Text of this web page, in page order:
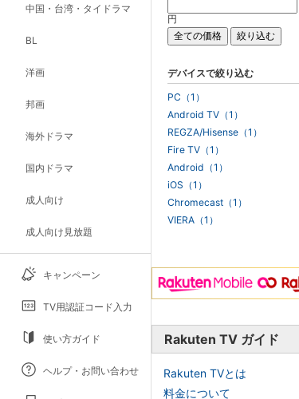
中国・台湾・タイドラマ
BL
洋画
邦画
海外ドラマ
国内ドラマ
成人向け
成人向け見放題
キャンペーン
TV用認証コード入力
使い方ガイド
ヘルプ・お問い合わせ
円
デバイスで絞り込む
PC（1）
Android TV（1）
REGZA/Hisense（1）
Fire TV（1）
Android（1）
iOS（1）
Chromecast（1）
VIERA（1）
Rakuten TV ガイド
Rakuten TVとは
料金について